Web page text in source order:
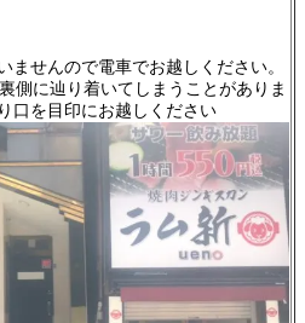
せんので電車でお越しください。
側に辿り着いてしまうことがありま
口を目印にお越しください